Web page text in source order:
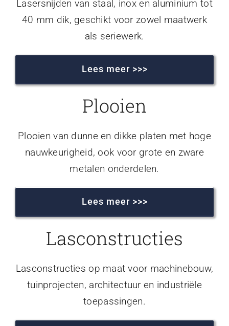
Lasersnijden van staal, inox en aluminium tot
40 mm dik, geschikt voor zowel maatwerk
als seriewerk.
Lees meer >>>
Plooien
Plooien van dunne en dikke platen met hoge
nauwkeurigheid, ook voor grote en zware
metalen onderdelen.
Lees meer >>>
Lasconstructies
Lasconstructies op maat voor machinebouw,
tuinprojecten, architectuur en industriële
toepassingen.